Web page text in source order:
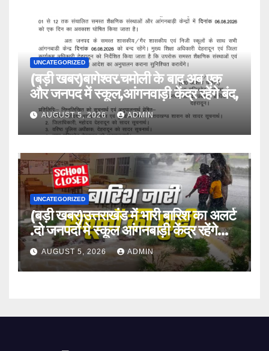
UNCATEGORIZED
(बड़ी खबर)बागेश्वर.चमोली के बाद अब एक
और जनपद में स्कूल,आंगनवाड़ी केंद्र रहेंगे बंद,
AUGUST 5, 2026 ADMIN
UNCATEGORIZED
(बड़ी खबर)उत्तराखंड में भारी बारिश का अलर्ट
.दो जनपदों मे स्कूल आंगनबाड़ी केंद्र रहेंगे
बंद।AUGUST 5, 2026 ADMIN